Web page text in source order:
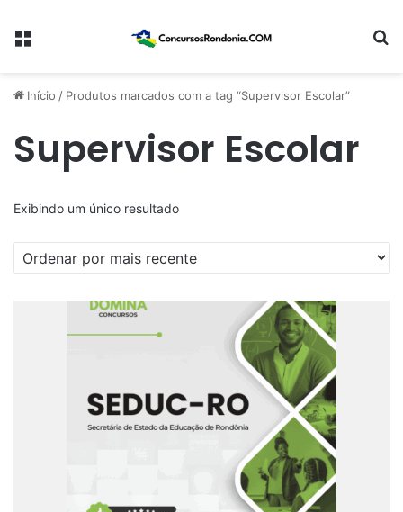
Menu
Início / Produtos marcados com a tag “Supervisor Escolar”
Supervisor Escolar
Exibindo um único resultado